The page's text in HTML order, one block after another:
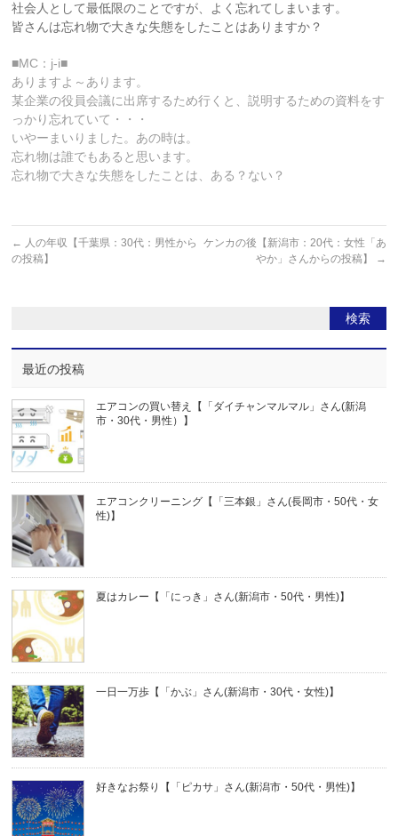
社会人として最低限のことですが、よく忘れてしまいます。
皆さんは忘れ物で大きな失態をしたことはありますか？
■MC：j-i■
ありますよ～あります。
某企業の役員会議に出席するため行くと、説明するための資料をす
っかり忘れていて・・・
いやーまいりました。あの時は。
忘れ物は誰でもあると思います。
忘れ物で大きな失態をしたことは、ある？ない？
← 人の年収【千葉県：30代：男性から
の投稿】
ケンカの後【新潟市：20代：女性「あ
やか」さんからの投稿】
→
最近の投稿
エアコンの買い替え【「ダイチャンマルマル」さん(新潟
市・30代・男性）】
エアコンクリーニング【「三本銀」さん(長岡市・50代・女
性)】
夏はカレー【「にっき」さん(新潟市・50代・男性)】
一日一万歩【「かぶ」さん(新潟市・30代・女性)】
好きなお祭り【「ピカサ」さん(新潟市・50代・男性)】